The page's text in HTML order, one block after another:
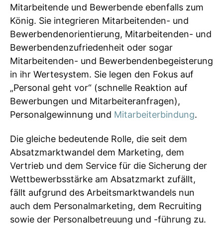
Mitarbeitende und Bewerbende ebenfalls zum
König. Sie integrieren Mitarbeitenden- und
Bewerbendenorientierung, Mitarbeitenden- und
Bewerbendenzufriedenheit oder sogar
Mitarbeitenden- und Bewerbendenbegeisterung
in ihr Wertesystem. Sie legen den Fokus auf
„Personal geht vor“ (schnelle Reaktion auf
Bewerbungen und Mitarbeiteranfragen),
Personalgewinnung und Mitarbeiterbindung.
Die gleiche bedeutende Rolle, die seit dem
Absatzmarktwandel dem Marketing, dem
Vertrieb und dem Service für die Sicherung der
Wettbewerbsstärke am Absatzmarkt zufällt,
fällt aufgrund des Arbeitsmarktwandels nun
auch dem Personalmarketing, dem Recruiting
sowie der Personalbetreuung und -führung zu.